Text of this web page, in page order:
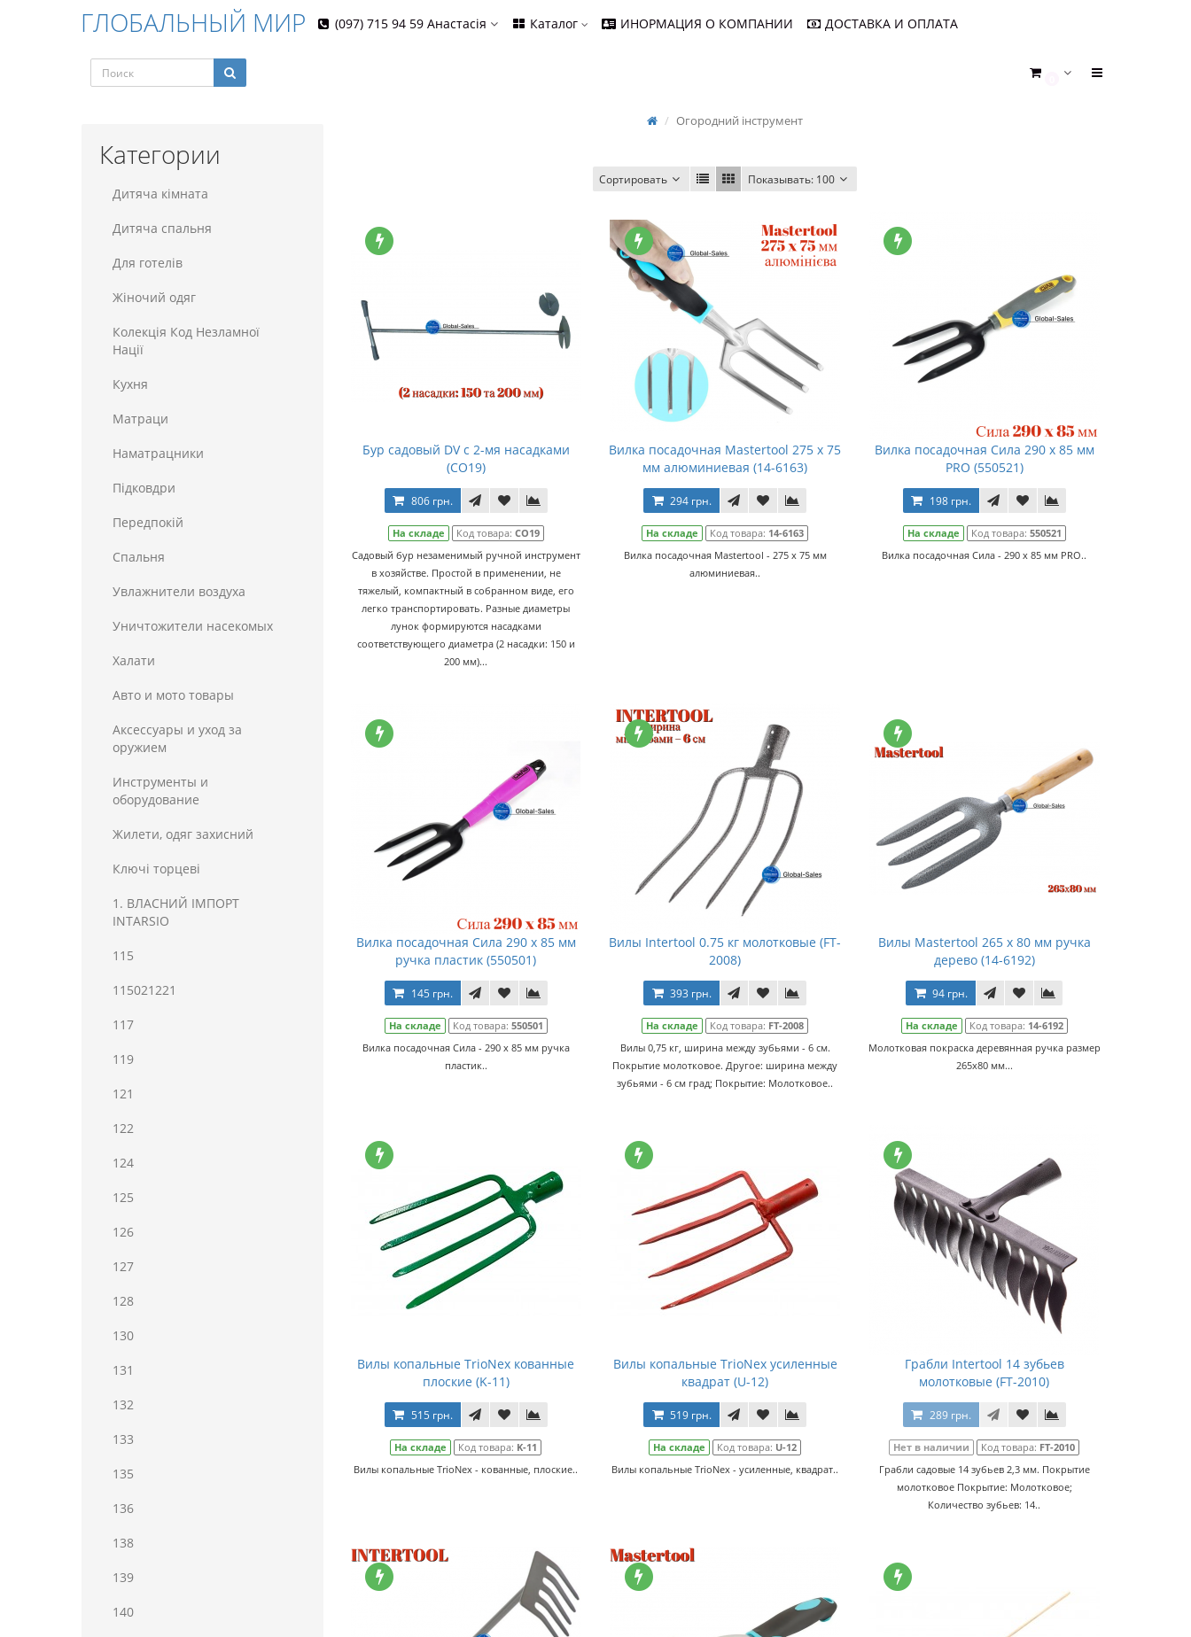
ГЛОБАЛЬНЫЙ МИР (097) 715 94 59 Анастасія Каталог ИНОРМАЦИЯ О КОМПАНИИ ДОСТАВКА И ОПЛАТА
Категории
Дитяча кімната
Дитяча спальня
Для готелiв
Жіночий одяг
Колекція Код Незламної
Нації
Кухня
Матраци
Наматрацники
Пiдковдри
Передпокій
Спальня
Увлажнители воздуха
Уничтожители насекомых
Халати
Авто и мото товары
Аксессуары и уход за
оружием
Инструменты и
оборудование
Жилети, одяг захисний
Ключі торцеві
1. ВЛАСНИЙ ІМПОРТ
INTARSIO
115
115021221
117
119
121
122
124
125
126
127
128
130
131
132
133
135
136
138
139
140
Огородний інструмент
Сортировать Показывать: 100
Бур садовый DV с 2-мя насадками
(СО19)
806 грн.
На складе Код товара: СО19
Садовый бур незаменимый ручной инструмент
в хозяйстве. Простой в применении, не
тяжелый, компактный в собранном виде, его
легко транспортировать. Разные диаметры
лунок формируются насадками
соответствующего диаметра (2 насадки: 150 и
200 мм)...
Вилка посадочная Mastertool 275 x 75
мм алюминиевая (14-6163)
294 грн.
На складе Код товара: 14-6163
Вилка посадочная Mastertool - 275 x 75 мм
алюминиевая..
Вилка посадочная Сила 290 x 85 мм
PRO (550521)
198 грн.
На складе Код товара: 550521
Вилка посадочная Сила - 290 x 85 мм PRO..
Вилка посадочная Сила 290 x 85 мм
ручка пластик (550501)
145 грн.
На складе Код товара: 550501
Вилка посадочная Сила - 290 x 85 мм ручка
пластик..
Вилы Intertool 0.75 кг молотковые (FT-
2008)
393 грн.
На складе Код товара: FT-2008
Вилы 0,75 кг, ширина между зубьями - 6 см.
Покрытие молотковое. Другое: ширина между
зубьями - 6 см град; Покрытие: Молотковое..
Вилы Mastertool 265 x 80 мм ручка
дерево (14-6192)
94 грн.
На складе Код товара: 14-6192
Молотковая покраска деревянная ручка размер
265х80 мм...
Вилы копальные TrioNex кованные
плоские (K-11)
515 грн.
На складе Код товара: K-11
Вилы копальные TrioNex - кованные, плоские..
Вилы копальные TrioNex усиленные
квадрат (U-12)
519 грн.
На складе Код товара: U-12
Вилы копальные TrioNex - усиленные, квадрат..
Грабли Intertool 14 зубьев
молотковые (FT-2010)
289 грн.
Нет в наличии Код товара: FT-2010
Грабли садовые 14 зубьев 2,3 мм. Покрытие
молотковое Покрытие: Молотковое;
Количество зубьев: 14..